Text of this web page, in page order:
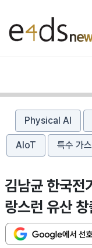
Physical AI
AIoT 특수 가스
김남균 한국
랑스런 유산